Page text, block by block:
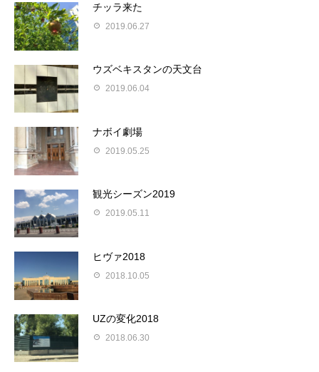
チッラ来た
2019.06.27
ウズベキスタンの天文台
2019.06.04
ナボイ劇場
2019.05.25
観光シーズン2019
2019.05.11
ヒヴァ2018
2018.10.05
UZの変化2018
2018.06.30